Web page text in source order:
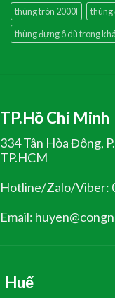
thùng tròn 2000l
thùng
thùng đựng ô dù trong
TP.Hồ Chí Minh
334 Tân Hòa Đông,
TP.HCM
Hotline/Zalo/Viber:
Email:
Huế